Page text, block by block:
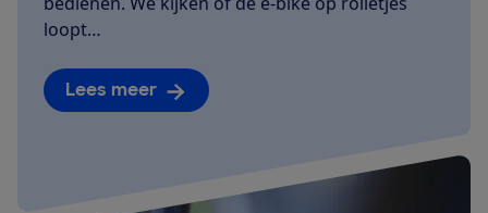
loopt…
Lees meer